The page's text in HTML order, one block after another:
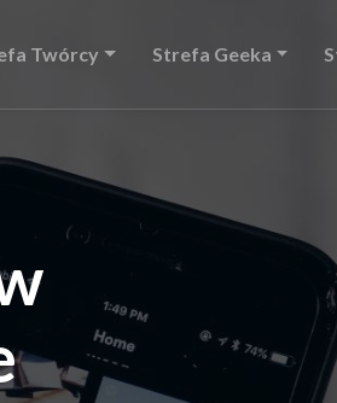
Twórcy Strefa Geeka